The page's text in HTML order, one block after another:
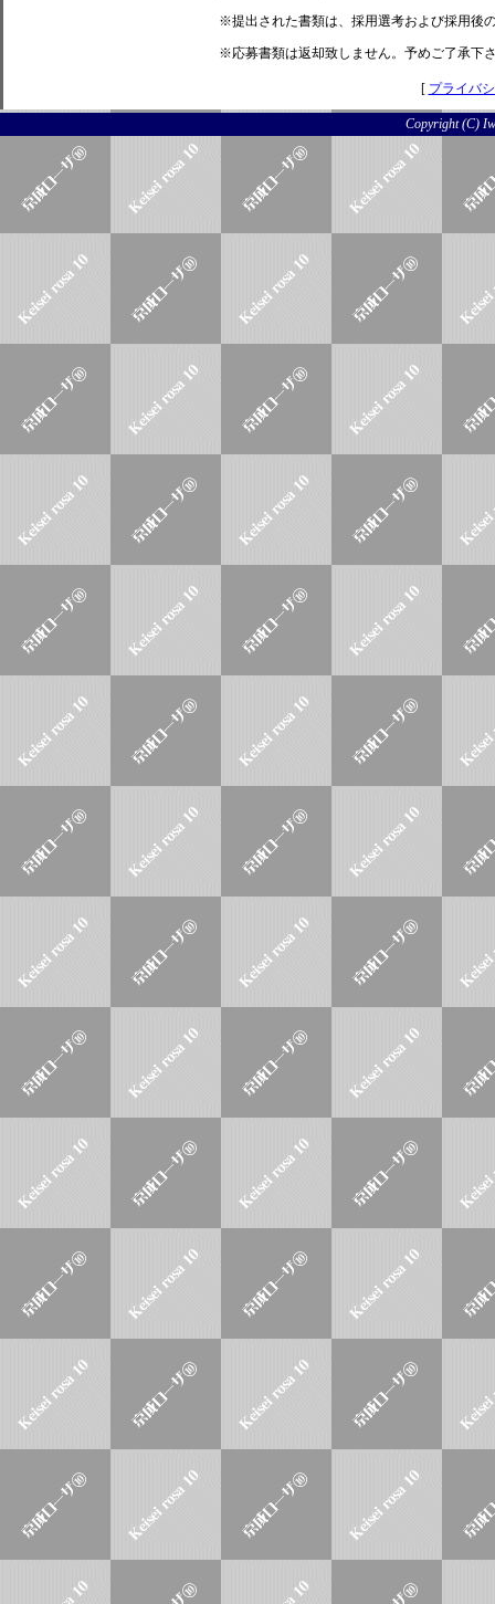
※提出された書類は、採用選考および採用後
※応募書類は返却致しません。予めご了承下
[ プライバ
Copyright (C)